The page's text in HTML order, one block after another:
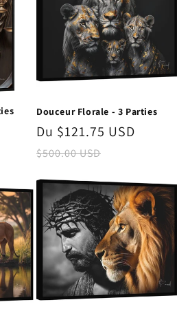
habituel
Douceur Florale - 3 Parties
Prix
promotionnel
Du $121.75 USD
$500.00 USD